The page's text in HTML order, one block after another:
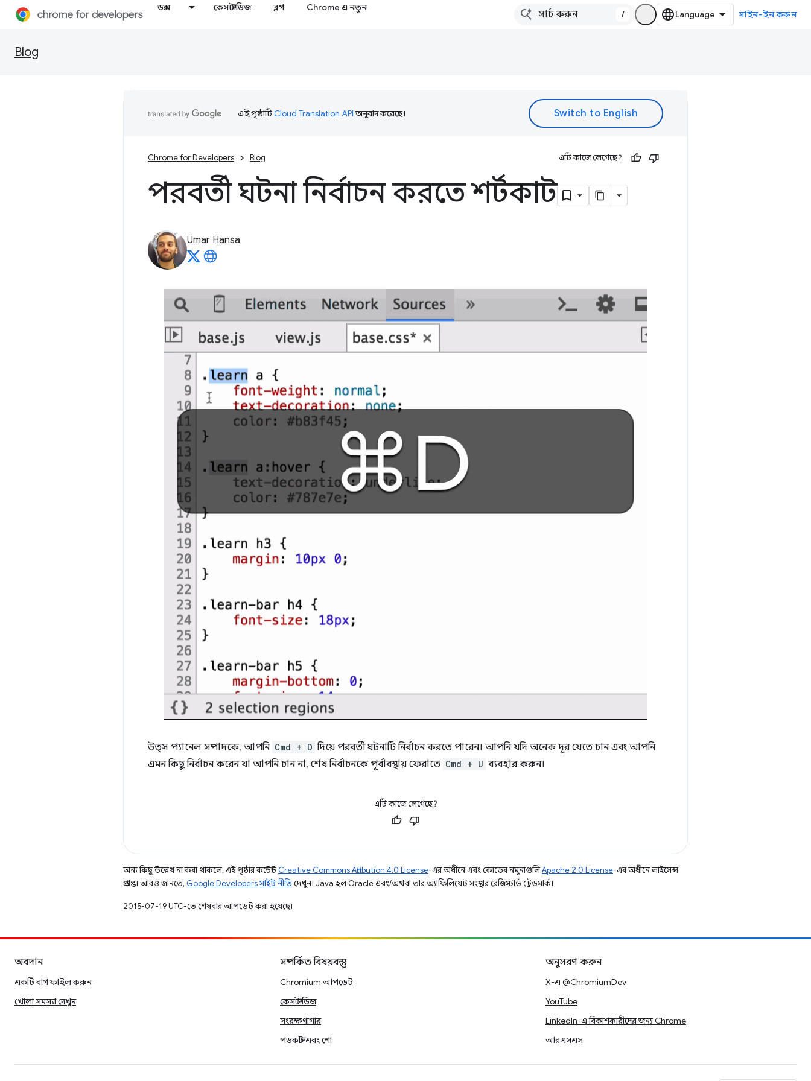
ডক্স কেস স্টাডিজ ব্লগ Chrome এ নতুন
/ সাইন-ইন করুন
Blog
এই পৃষ্ঠাটিCloud Translation APIঅনুবাদ করেছে।
Chrome for Developers Blog এটি কাজে লেগেছে?
পরবর্তী ঘটনা নির্বাচন করতে শর্টকাট
Umar Hansa
উত্স প্যানেল সম্পাদকে, আপনি Cmd + D দিয়ে পরবর্তী ঘটনাটি নির্বাচন করতে পারেন। আপনি যদি অনেক দূর যেতে চান এবং আপনি
এমন কিছু নির্বাচন করেন যা আপনি চান না, শেষ নির্বাচনকে পূর্বাবস্থায় ফেরাতে Cmd + U ব্যবহার করুন।
এটি কাজে লেগেছে?
অন্য কিছু উল্লেখ না করা থাকলে, এই পৃষ্ঠার কন্টেন্ট Creative Commons Attribution 4.0 License-এর অধীনে এবং কোডের নমুনাগুলিApache 2.0 License-এর অধীনে লাইসেন্স
প্রাপ্ত। আরও জানতে, Google Developers সাইট নীতিদেখুন। Java হল Oracle এবং/অথবা তার অ্যাফিলিয়েট সংস্থার রেজিস্টার্ড ট্রেডমার্ক।
2015-07-19 UTC-তে শেষবার আপডেট করা হয়েছে।
অবদান
একটি বাগ ফাইল করুন
খোলা সমস্যা দেখুন
সম্পর্কিত বিষয়বস্তু
Chromium আপডেট
কেস স্টাডিজ
সংরক্ষণাগার
পডকাস্ট এবং শো
অনুসরণ করুন
X-এ @ChromiumDev
YouTube
LinkedIn-এ বিকাশকারীদের জন্য Chrome
আরএসএস